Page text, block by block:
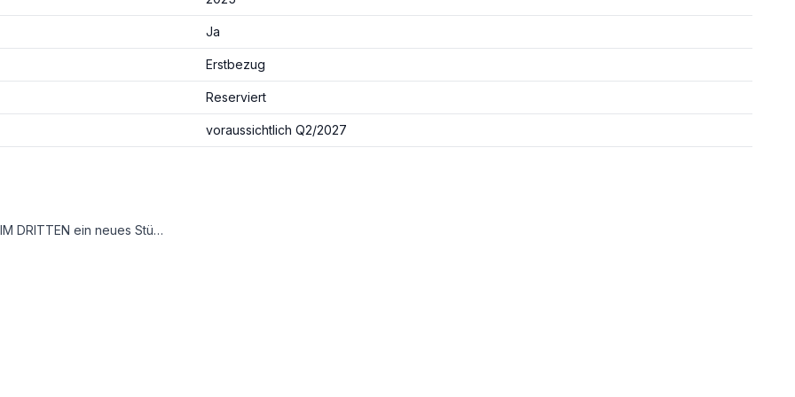
Ja
Erstbezug
Reserviert
voraussichtlich Q2/2027
nicht begehbar sind, werden begrünt. Sharing-Angebote, Einkaufsmöglichkeiten und Gastronomie liegen direkt vor der Haustüre. Nachhaltigkeit, kurze Wege und hohe Lebensqualität sind die Leitlinien dieses neuen Stadtviertels.
Hitzeschutz leisten begrünte Freiraumzonen vor den Wohnungen sowie der textile Sonnenschutz an den Balkonfronten. Auf den Gründächern entsteht mit einem Biodiversitätskonzept neuer Lebensraum für Vögel und Insekten.